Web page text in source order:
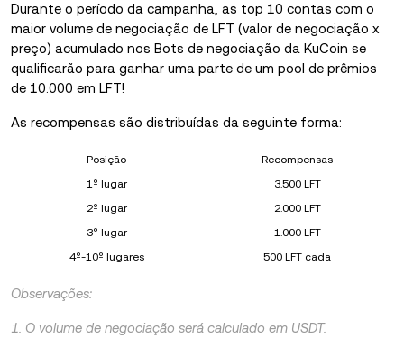
Durante o período da campanha, as top 10 contas com o
maior volume de negociação de LFT (valor de negociação x
preço) acumulado nos Bots de negociação da KuCoin se
qualificarão para ganhar uma parte de um pool de prêmios
de 10.000 em LFT!
As recompensas são distribuídas da seguinte forma:
Posição
Recompensas
1º lugar
3.500 LFT
2º lugar
2.000 LFT
3º lugar
1.000 LFT
4º-10º lugares
500 LFT cada
Observações:
1. O volume de negociação será calculado em USDT.